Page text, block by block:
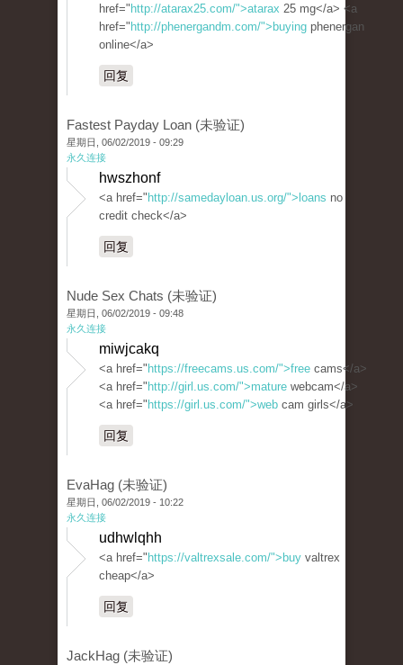
href=" http://atarax25.com/">atarax 25 mg</a> <a
href=" http://phenergandm.com/">buying phenergan
online</a>
回复
Fastest Payday Loan (未验证)
星期日, 06/02/2019 - 09:29
永久连接
hwszhonf
<a href=" http://samedayloan.us.org/">loans no
credit check</a>
回复
Nude Sex Chats (未验证)
星期日, 06/02/2019 - 09:48
永久连接
miwjcakq
<a href=" https://freecams.us.com/">free cams</a>
<a href=" http://girl.us.com/">mature webcam</a>
<a href=" https://girl.us.com/">web cam girls</a>
回复
EvaHag (未验证)
星期日, 06/02/2019 - 10:22
永久连接
udhwlqhh
<a href=" https://valtrexsale.com/">buy valtrex
cheap</a>
回复
JackHag (未验证)